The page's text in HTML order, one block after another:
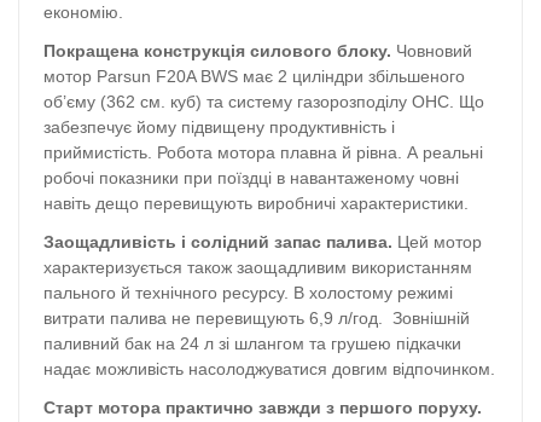
економію.
Покращена конструкція силового блоку. Човновий
мотор Parsun F20A BWS має 2 циліндри збільшеного
об’єму (362 см. куб) та систему газорозподілу OHC. Що
забезпечує йому підвищену продуктивність і
приймистість. Робота мотора плавна й рівна. А реальні
робочі показники при поїздці в навантаженому човні
навіть дещо перевищують виробничі характеристики.
Заощадливість і солідний запас палива. Цей мотор
характеризується також заощадливим використанням
пального й технічного ресурсу. В холостому режимі
витрати палива не перевищують 6,9 л/год. Зовнішній
паливний бак на 24 л зі шлангом та грушею підкачки
надає можливість насолоджуватися довгим відпочинком.
Старт мотора практично завжди з першого поруху.